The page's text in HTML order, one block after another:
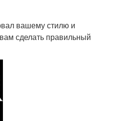
вашему стилю и
сделать правильный